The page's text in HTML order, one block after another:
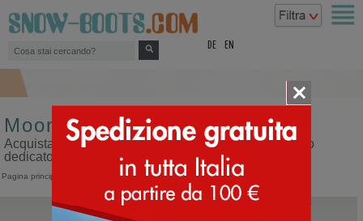
DE EN
Moon boot da uomo misura 31
Acquista moon boot da uomo misura 31 sul nostro sito
dedicato ai doposci
Pagina principale Moon Boot